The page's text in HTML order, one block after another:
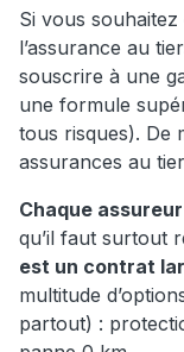
Si vous
l’assurance au
souscrire à une
une formule
tous risques). De
assurances au
Chaque
qu’il faut surtout
est un contrat
multitude
partout) :